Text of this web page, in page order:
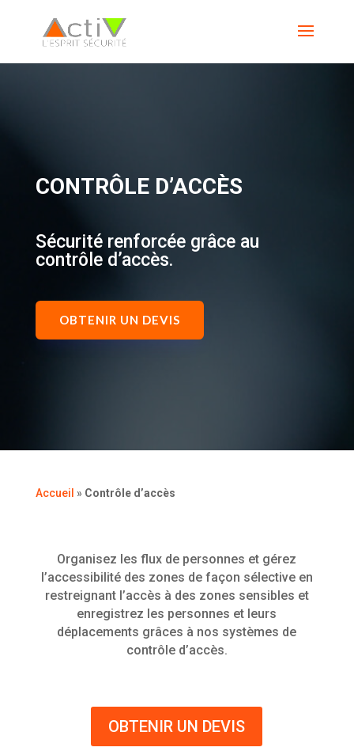
CONTRÔLE D’ACCÈS
Sécurité renforcée grâce au
contrôle d’accès.
OBTENIR UN DEVIS
Accueil » Contrôle d’accès
Organisez les flux de personnes et gérez
l’accessibilité des zones de façon sélective en
restreignant l’accès à des zones sensibles et
enregistrez les personnes et leurs
déplacements grâces à nos systèmes de
contrôle d’accès.
OBTENIR UN DEVIS